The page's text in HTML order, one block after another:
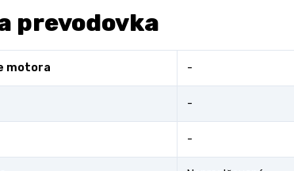
prevodovka
motora -
-
-